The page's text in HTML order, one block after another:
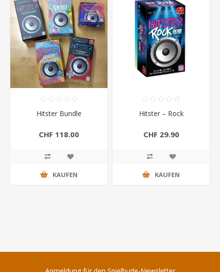
Hitster Bundle
CHF 118.00
KAUFEN
Hitster – Rock
CHF 29.90
KAUFEN